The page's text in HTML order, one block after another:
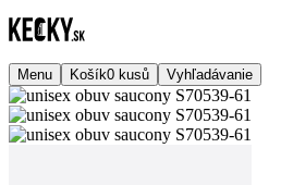
Menu Košík0 kusů Vyhľadávanie